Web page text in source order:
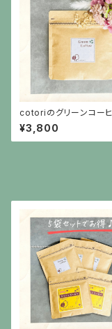
cotoriのグリーンコー
常ラベル）
¥3,800